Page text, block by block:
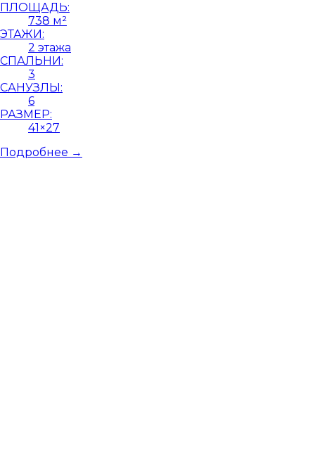
ПЛОЩАДЬ:
738 м²
ЭТАЖИ:
2 этажа
СПАЛЬНИ:
3
САНУЗЛЫ:
6
РАЗМЕР:
41×27
Подробнее →